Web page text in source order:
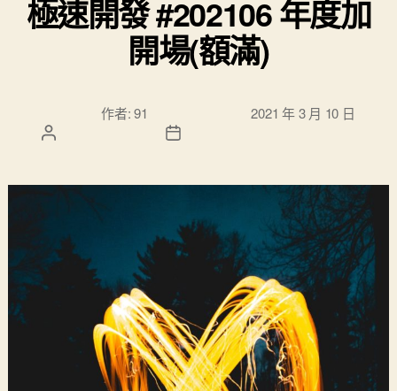
極速開發 #202106 年度加
開場(額滿)
作者:91 2021 年 3 月 10 日